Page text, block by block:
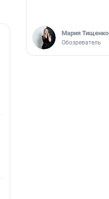
Мария Тищенко
Обозреватель